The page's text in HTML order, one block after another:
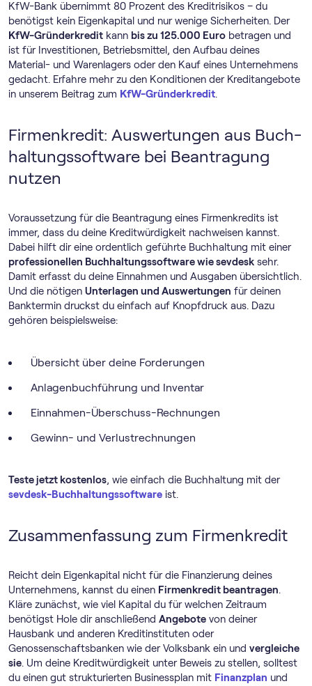
KfW-Bank übernimmt 80 Prozent des Kreditrisikos – du
benötigst kein Eigenkapital und nur wenige Sicherheiten. Der
KfW-Gründerkredit kann bis zu 125.000 Euro betragen und
ist für Investitionen, Betriebsmittel, den Aufbau deines
Material- und Warenlagers oder den Kauf eines Unternehmens
gedacht. Erfahre mehr zu den Konditionen der Kreditangebote
in unserem Beitrag zum KfW-Gründerkredit.
Firmenkredit: Auswertungen aus Buch­
haltungs­software bei Beantragung
nutzen
Voraussetzung für die Beantragung eines Firmenkredits ist
immer, dass du deine Kreditwürdigkeit nachweisen kannst.
Dabei hilft dir eine ordentlich geführte Buchhaltung mit einer
professionellen Buch­haltungs­software wie sevdesk sehr.
Damit erfasst du deine Einnahmen und Ausgaben übersichtlich.
Und die nötigen Unterlagen und Auswertungen für deinen
Banktermin druckst du einfach auf Knopfdruck aus. Dazu
gehören beispielsweise:
Übersicht über deine Forderungen
Anlagenbuchführung und Inventar
Einnahmen-Überschuss-Rechnungen
Gewinn- und Verlustrechnungen
Teste jetzt kostenlos, wie einfach die Buchhaltung mit der
sevdesk-Buch­haltungs­software ist.
Zusammenfassung zum Firmenkredit
Reicht dein Eigenkapital nicht für die Finanzierung deines
Unternehmens, kannst du einen Firmenkredit beantragen.
Kläre zunächst, wie viel Kapital du für welchen Zeitraum
benötigst Hole dir anschließend Angebote von deiner
Hausbank und anderen Kreditinstituten oder
Genossenschaftsbanken wie der Volksbank ein und vergleiche
sie. Um deine Kreditwürdigkeit unter Beweis zu stellen, solltest
du einen gut strukturierten Businessplan mit Finanzplan und